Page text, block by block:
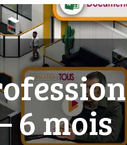
6 mois
PRO
SCORM